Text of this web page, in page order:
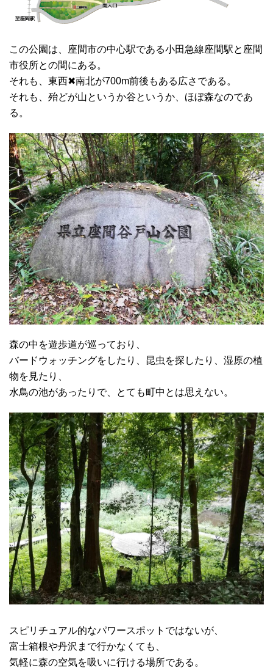
この公園は、座間市の中心駅である小田急線座間駅と座間
市役所との間にある。
それも、東西✖南北が700m前後もある広さである。
それも、殆どが山というか谷というか、ほぼ森なのであ
る。
森の中を遊歩道が巡っており、
バードウォッチングをしたり、昆虫を探したり、湿原の植
物を見たり、
水鳥の池があったりで、とても町中とは思えない。
スピリチュアル的なパワースポットではないが、
富士箱根や丹沢まで行かなくても、
気軽に森の空気を吸いに行ける場所である。